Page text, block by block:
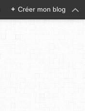
+ Créer mon blog